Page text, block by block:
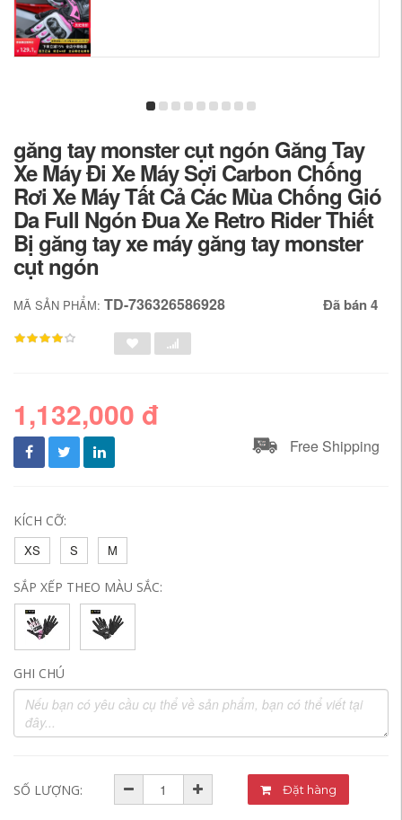
găng tay monster cụt ngón Găng Tay
Xe Máy Đi Xe Máy Sợi Carbon Chống
Rơi Xe Máy Tất Cả Các Mùa Chống Gió
Da Full Ngón Đua Xe Retro Rider Thiết
Bị găng tay xe máy găng tay monster
cụt ngón
MÃ SẢN PHẨM: TD-736326586928 Đã bán 4
1,132,000 đ
Free Shipping
KÍCH CỠ:
XS
S M
SẮP XẾP THEO MÀU SẮC:
GHI CHÚ
SỐ LƯỢNG: Đặt hàng